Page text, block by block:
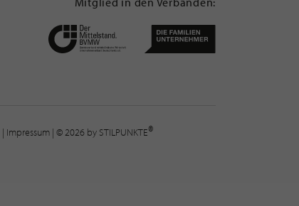
| Impressum | © 2026 by STILPUNKTE®